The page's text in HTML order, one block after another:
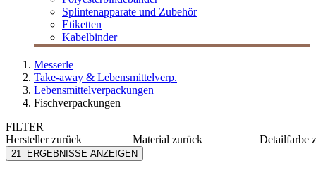
Splintenapparate und Zubehör
Etiketten
Kabelbinder
Messerle
Take-away & Lebensmittelverp.
Lebensmittelverpackungen
Fischverpackungen
FILTER
Herstellerzurück
Cool and Fresh
Material zurück
Detailfarbe
21 ERGEBNISSE ANZEIGEN